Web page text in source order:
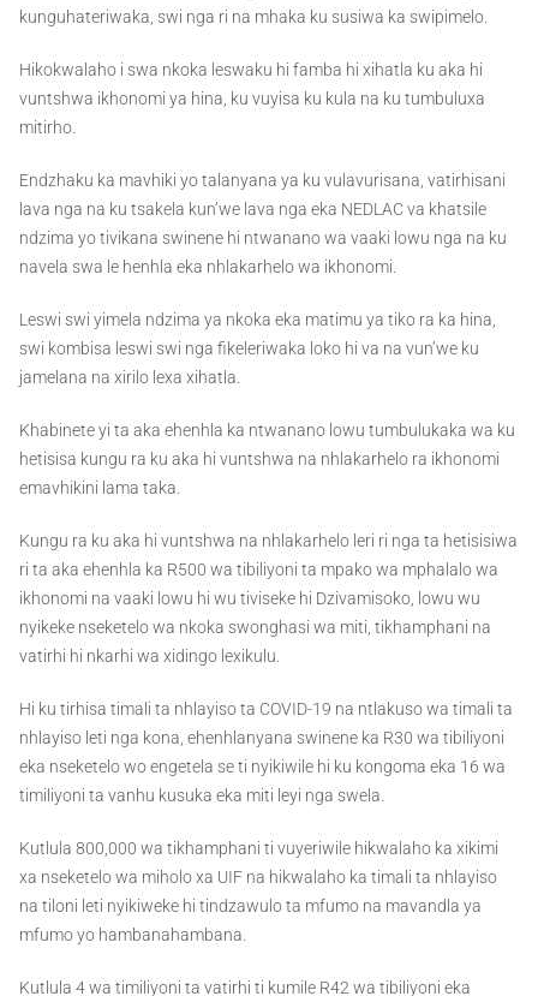
kunguhateriwaka, swi nga ri na mhaka ku susiwa ka swipimelo.
Hikokwalaho i swa nkoka leswaku hi famba hi xihatla ku aka hi
vuntshwa ikhonomi ya hina, ku vuyisa ku kula na ku tumbuluxa
mitirho.
Endzhaku ka mavhiki yo talanyana ya ku vulavurisana, vatirhisani
lava nga na ku tsakela kun’we lava nga eka NEDLAC va khatsile
ndzima yo tivikana swinene hi ntwanano wa vaaki lowu nga na ku
navela swa le henhla eka nhlakarhelo wa ikhonomi.
Leswi swi yimela ndzima ya nkoka eka matimu ya tiko ra ka hina,
swi kombisa leswi swi nga fikeleriwaka loko hi va na vun’we ku
jamelana na xirilo lexa xihatla.
Khabinete yi ta aka ehenhla ka ntwanano lowu tumbulukaka wa ku
hetisisa kungu ra ku aka hi vuntshwa na nhlakarhelo ra ikhonomi
emavhikini lama taka.
Kungu ra ku aka hi vuntshwa na nhlakarhelo leri ri nga ta hetisisiwa
ri ta aka ehenhla ka R500 wa tibiliyoni ta mpako wa mphalalo wa
ikhonomi na vaaki lowu hi wu tiviseke hi Dzivamisoko, lowu wu
nyikeke nseketelo wa nkoka swonghasi wa miti, tikhamphani na
vatirhi hi nkarhi wa xidingo lexikulu.
Hi ku tirhisa timali ta nhlayiso ta COVID-19 na ntlakuso wa timali ta
nhlayiso leti nga kona, ehenhlanyana swinene ka R30 wa tibiliyoni
eka nseketelo wo engetela se ti nyikiwile hi ku kongoma eka 16 wa
timiliyoni ta vanhu kusuka eka miti leyi nga swela.
Kutlula 800,000 wa tikhamphani ti vuyeriwile hikwalaho ka xikimi
xa nseketelo wa miholo xa UIF na hikwalaho ka timali ta nhlayiso
na tiloni leti nyikiweke hi tindzawulo ta mfumo na mavandla ya
mfumo yo hambanahambana.
Kutlula 4 wa timiliyoni ta vatirhi ti kumile R42 wa tibiliyoni eka